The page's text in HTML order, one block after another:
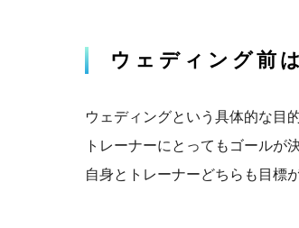
ウェディング前
ウェディングという具体的な目
トレーナーにとってもゴールが
自身とトレーナーどちらも目標